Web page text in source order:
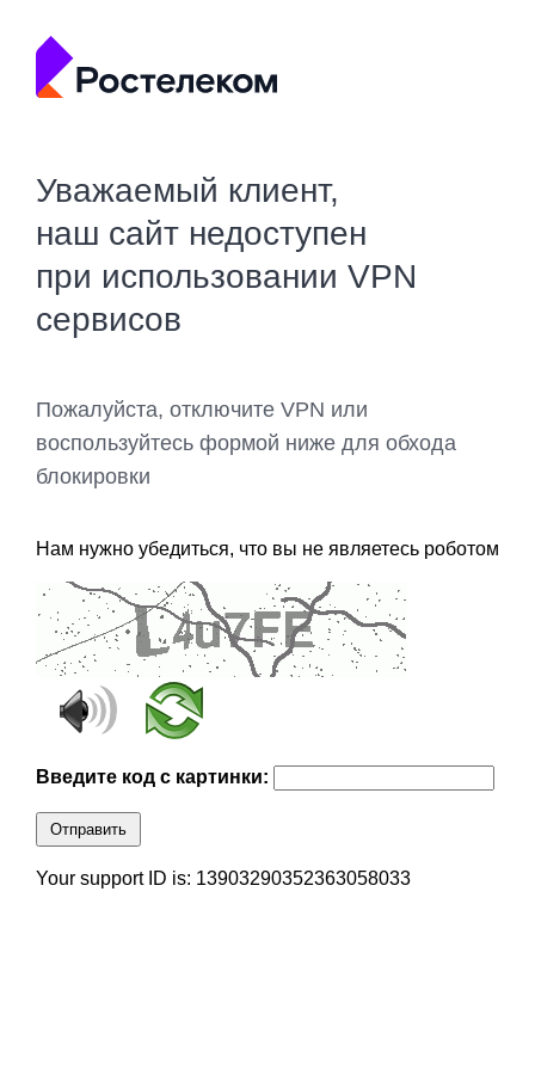
Уважаемый клиент,
наш сайт недоступен
при использовании VPN
сервисов
Пожалуйста, отключите VPN или
воспользуйтесь формой ниже для обхода
блокировки
Нам нужно убедиться, что вы не являетесь роботом
Введите код с картинки:
Отправить
Your support ID is: 13903290352363058033